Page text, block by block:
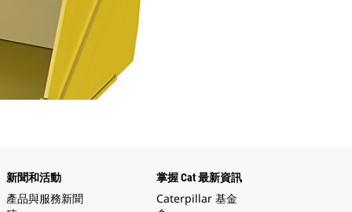
新聞和活動
產品與服務新聞
掌握 Cat 最新資訊
Caterpillar 基金